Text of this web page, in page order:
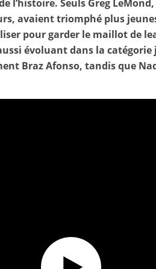
Seuls Greg
avaient triomphé plus
pour garder le maillot de
évoluant dans la catégorie
Braz Afonso, tandis que